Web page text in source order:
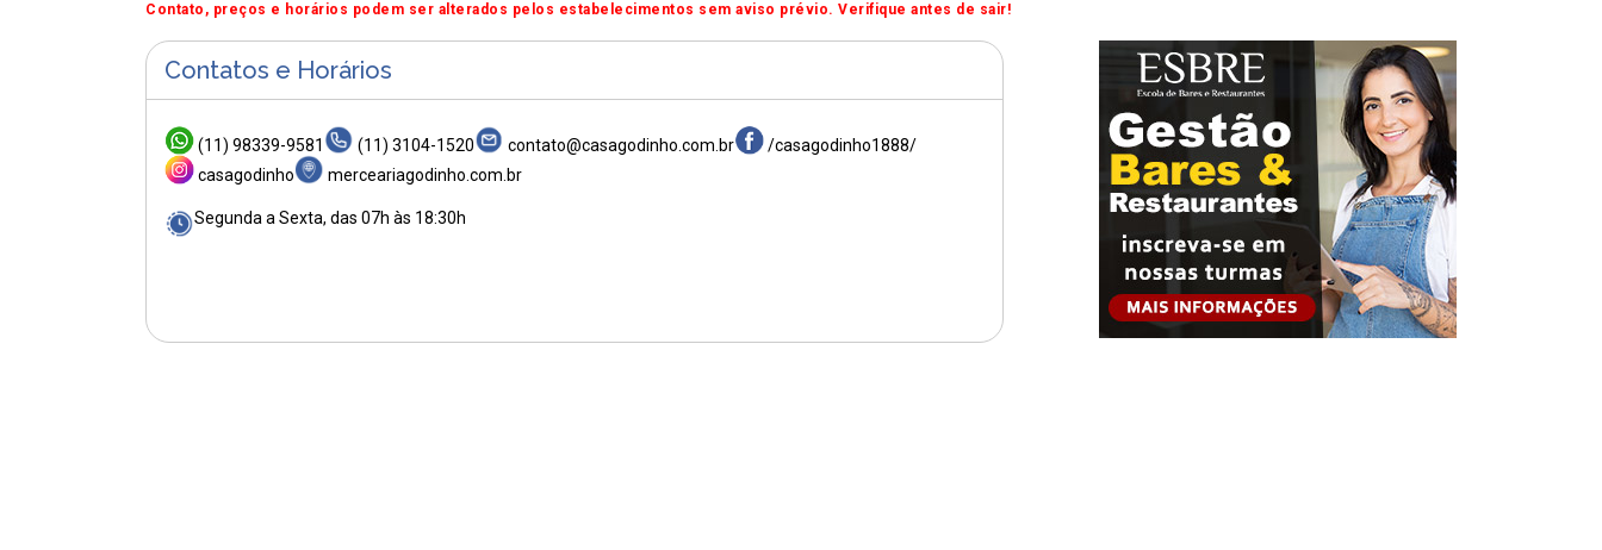
Contato, preços e horários podem ser alterados pelos estabelecimentos sem aviso prévio. Verifique antes de sair!
Contatos e Horários
(11) 98339-9581 (11) 3104-1520 contato@casagodinho.com.br
/casagodinho1888/
casagodinho
merceariagodinho.com.br
Segunda a Sexta, das 07h às 18:30h